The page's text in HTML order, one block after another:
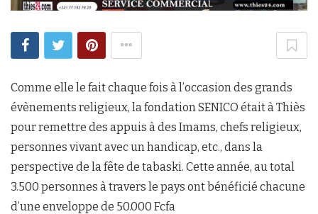
Comme elle le fait chaque fois à l’occasion des grands
évènements religieux, la fondation SENICO était à Thiès
pour remettre des appuis à des Imams, chefs religieux,
personnes vivant avec un handicap, etc., dans la
perspective de la fête de tabaski. Cette année, au total
3.500 personnes à travers le pays ont bénéficié chacune
d’une enveloppe de 50.000 Fcfa